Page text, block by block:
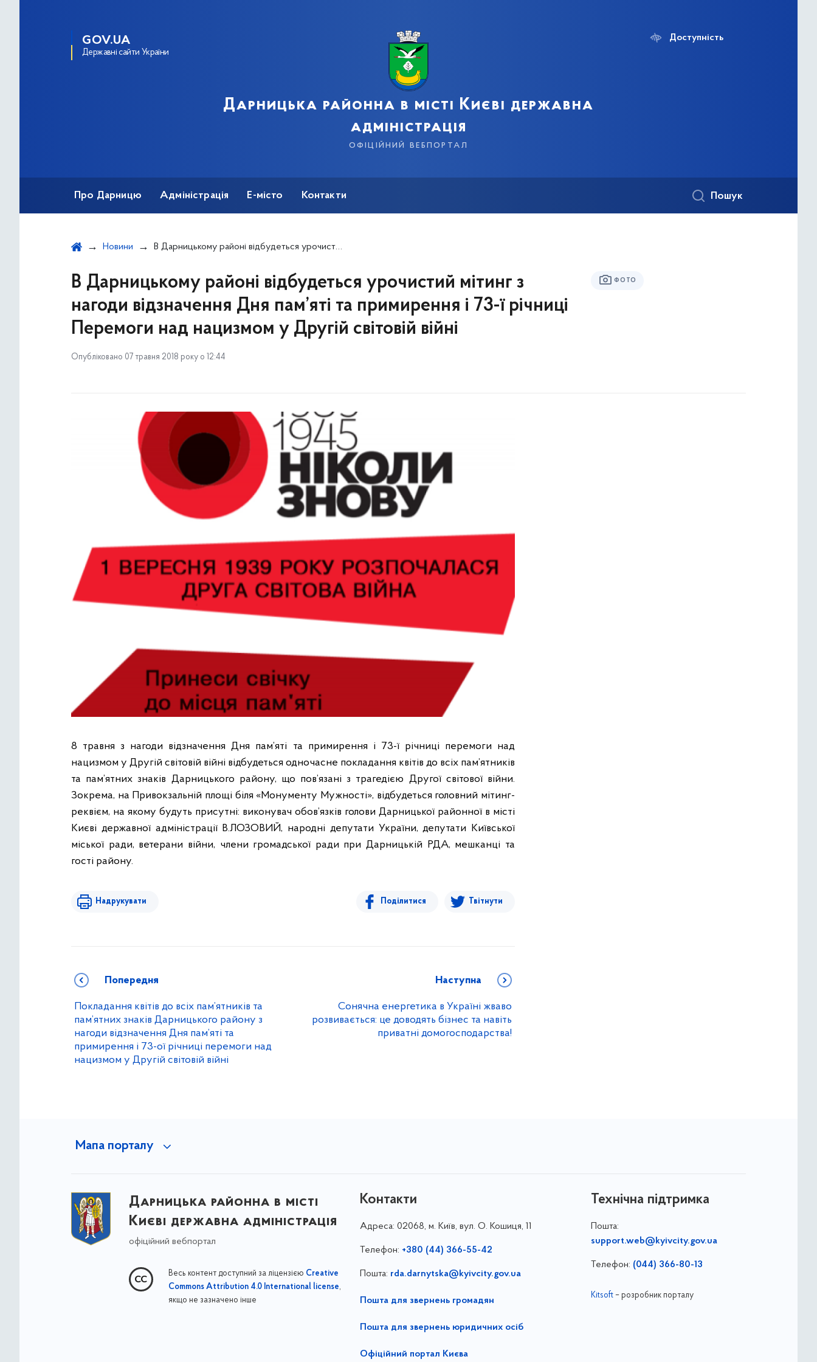
GOV.UA
Державні сайти України
Дарницька районна в місті Києві державна
адміністрація
офіційний вебпортал
Доступність
Про Дарницю Адміністрація Е-місто Контакти Пошук
Новини В Дарницькому районі відбудеться урочистий мітинг з нагоди відзначення Дня пам’яті та примирення і 73-ї річниці Перемоги над нацизмом у Другій світовій війні
В Дарницькому районі відбудеться урочистий мітинг з
нагоди відзначення Дня пам’яті та примирення і 73-ї річниці
Перемоги над нацизмом у Другій світовій війні
Опубліковано 07 травня 2018 року о 12:44
ФОТО
8 травня з нагоди відзначення Дня пам’яті та примирення і 73-ї річниці перемоги над
нацизмом у Другій світовій війні відбудеться одночасне покладання квітів до всіх пам’ятників
та пам’ятних знаків Дарницького району, що пов’язані з трагедією Другої світової війни.
Зокрема, на Привокзальній площі біля «Монументу Мужності», відбудеться головний мітинг-
реквієм, на якому будуть присутні: виконувач обов’язків голови Дарницької районної в місті
Києві державної адміністрації В.ЛОЗОВИЙ, народні депутати України, депутати Київської
міської ради, ветерани війни, члени громадської ради при Дарницькій РДА, мешканці та
гості району.
Надрукувати Поділитися Твітнути
Попередня
Покладання квітів до всіх пам’ятників та
пам’ятних знаків Дарницького району з
нагоди відзначення Дня пам’яті та
примирення і 73-ої річниці перемоги над
нацизмом у Другій світовій війні
Наступна
Сонячна енергетика в Україні жваво
розвивається: це доводять бізнес та навіть
приватні домогосподарства!
Мапа порталу
Дарницька районна в місті
Києві державна адміністрація
офіційний вебпортал
Весь контент доступний за ліцензією Creative
Commons Attribution 4.0 International license,
якщо не зазначено інше
Контакти
Адреса: 02068, м. Київ, вул. О. Кошиця, 11
Телефон: +380 (44) 366-55-42
Пошта: rda.darnytska@kyivcity.gov.ua
Пошта для звернень громадян
Пошта для звернень юридичних осіб
Офіційний портал Києва
Технічна підтримка
Пошта:
support.web@kyivcity.gov.ua
Телефон: (044) 366-80-13
Kitsoft– розробник порталу